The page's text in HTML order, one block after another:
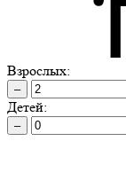
Взрослых:
–
Детей:
–